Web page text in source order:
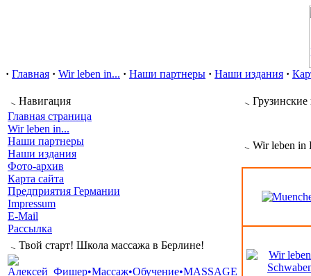
· Главная · Wir leben in... · Наши партнеры · Наши издания ·
Навигация
Главная страница
Wir leben in...
Наши партнеры
Наши издания
Фото-архив
Карта сайта
Предприятия Германии
Impressum
E-Mail
Рассылка
Твой старт! Школа массажа в Берлине!
Wir leben in